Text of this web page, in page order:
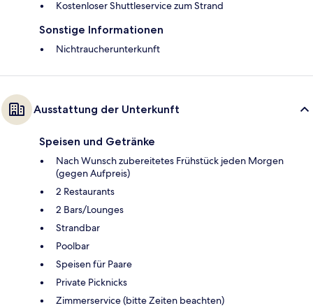
Kostenloser Shuttleservice zum Strand
Sonstige Informationen
Nichtraucherunterkunft
Ausstattung der Unterkunft
Speisen und Getränke
Nach Wunsch zubereitetes Frühstück jeden Morgen
(gegen Aufpreis)
2 Restaurants
2 Bars/Lounges
Strandbar
Poolbar
Speisen für Paare
Private Picknicks
Zimmerservice (bitte Zeiten beachten)